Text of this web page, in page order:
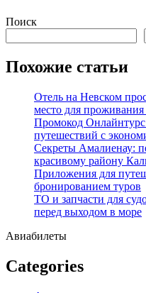
Перейти
содержимому
Поиск
Похожие статьи
Отель на Невском
место для проживания
Промокод
путешествий с
Секреты Амалиенау:
красивому району
Приложения для
бронированием туров
ТО и запчасти для
перед выходом в море
Авиабилеты
Categories